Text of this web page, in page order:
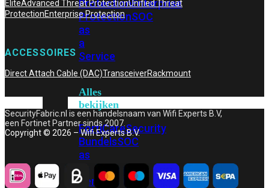
ProtectionEnterprise
ProtectionSOC
as
a
Service
Alles
bekijken
FortiCareSecurity
BundelsSOC
as
a
Service
EliteAdvanced Threat ProtectionUnified Threat
ProtectionEnterprise Protection
ACCESSOIRES
Direct Attach Cable (DAC)TransceiverRackmount
SecurityFabric.nl is een handelsnaam van Wifi Experts B.V,
een Fortinet Partner sinds 2007.
Copyright © 2026 – Wifi Experts B.V.